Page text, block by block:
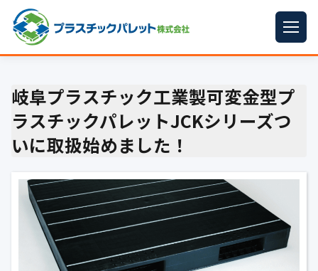
パレットサイズ
プラパレット
中古パレット
再生原料
梱包資材
岐阜プラスチック工業製可変金型プ
ラスチックパレットJCKシリーズつ
いに取扱始めました！